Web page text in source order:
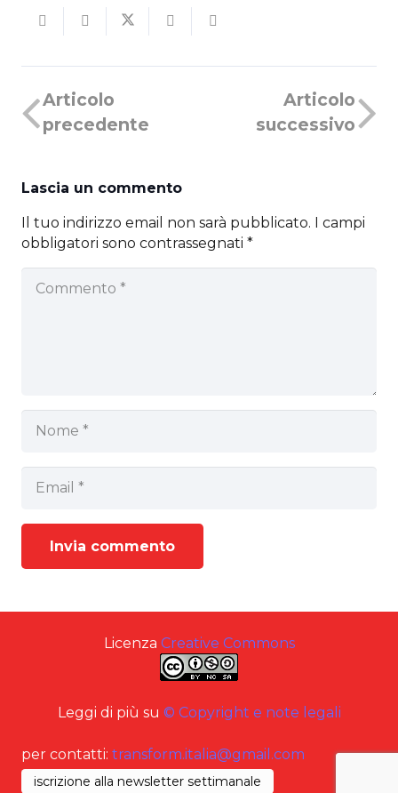
Articolo
precedente
Articolo
successivo
Lascia un commento
Il tuo indirizzo email non sarà pubblicato. I campi
obbligatori sono contrassegnati *
Invia commento
Licenza Creative Commons
Leggi di più su © Copyright e note legali
per contatti: transform.italia@gmail.com
iscrizione alla newsletter settimanale